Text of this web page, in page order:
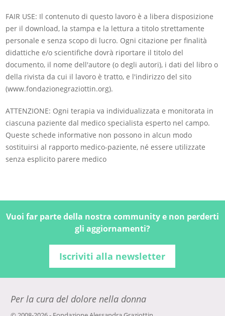
FAIR USE: Il contenuto di questo lavoro è a libera disposizione
per il download, la stampa e la lettura a titolo strettamente
personale e senza scopo di lucro. Ogni citazione per finalità
didattiche e/o scientifiche dovrà riportare il titolo del
documento, il nome dell'autore (o degli autori), i dati del libro o
della rivista da cui il lavoro è tratto, e l'indirizzo del sito
(www.fondazionegraziottin.org).
ATTENZIONE: Ogni terapia va individualizzata e monitorata in
ciascuna paziente dal medico specialista esperto nel campo.
Queste schede informative non possono in alcun modo
sostituirsi al rapporto medico-paziente, né essere utilizzate
senza esplicito parere medico
Vuoi far parte della nostra community e non perderti
gli aggiornamenti?
Iscriviti alla newsletter
Per la cura del dolore nella donna